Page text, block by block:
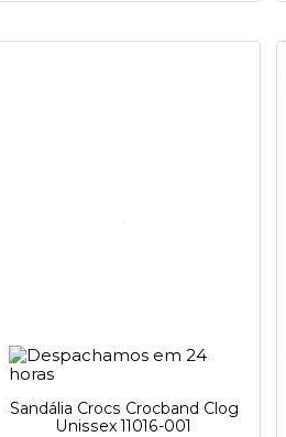
Sandália Crocs Crocband Clog
Unissex 11016-001